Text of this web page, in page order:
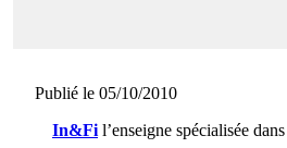
Publié le 05/10/2010
In&Fi l’enseigne spécialisée